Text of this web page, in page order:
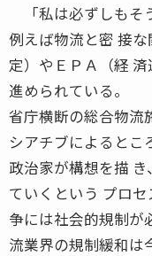
「私は必ずしもそ
例えば物流と密 接
定）やＥＰＡ（経
進められている。
省庁横断の総合物流
シアチブによるとこ
政治家が構想を描
ていくという プロ
争には社会的規制
流業界の規制緩和は